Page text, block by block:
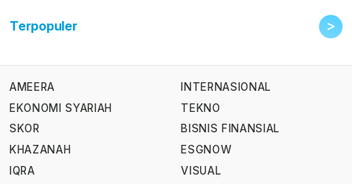
Terpopuler >
AMEERA
EKONOMI SYARIAH
SKOR
KHAZANAH
IQRA
INTERNASIONAL
TEKNO
BISNIS FINANSIAL
ESGNOW
VISUAL